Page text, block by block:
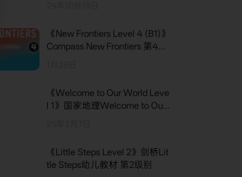
《New Frontiers Level 4 (B1)》
Compass New Frontiers 第4级
《Welcome to Our World Leve
l 1》国家地理Welcome to Our
《Little Steps Level 2》剑桥Lit
tle Steps幼儿教材 第2级别